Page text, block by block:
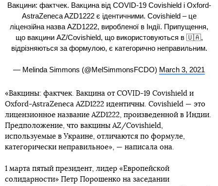
Вакцини: фактчек. Вакцина від COVID-19 Covishield і Oxford-
AstraZeneca AZD1222 є ідентичними. Covishield – це
ліцензійна назва AZD1222, виробленої в Індії. Припущення,
що вакцини AZ/Covishield, що використовуються в 🇺🇦,
відрізняються за формулою, є категорично неправильним.
— Melinda Simmons (@MelSimmonsFCDO) March 3, 2021
«Вакцины: фактчек. Вакцина от COVID-19 Covishield и
Oxford-AstraZeneca AZD1222 идентичны. Covishield — это
лицензионное название AZD1222, произведенной в Индии.
Предположение, что вакцины AZ/Covishield,
используемые в Украине, отличаются по формуле,
категорически неправильное», — написала она.
1 марта пятый президент, лидер «Европейской
солидарности» Петр Порошенко на заседании